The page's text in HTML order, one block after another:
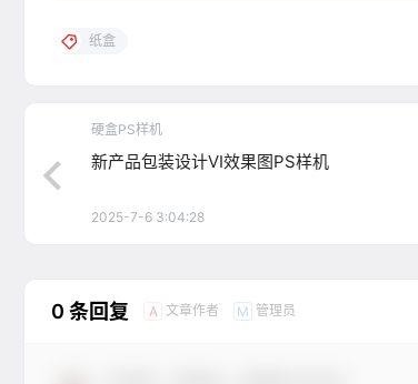
纸盒
硬盒PS样机
新产品包装设计VI效果图PS样机
2025-7-6 3:04:28
0 条回复 A 文章作者 M 管理员